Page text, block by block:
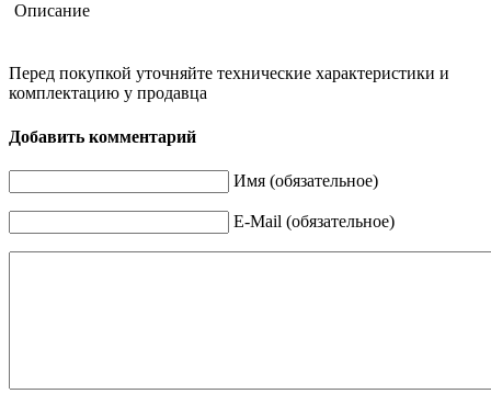
Описание
Перед покупкой уточняйте технические характеристики и
комплектацию у продавца
Добавить комментарий
Имя (обязательное)
E-Mail (обязательное)